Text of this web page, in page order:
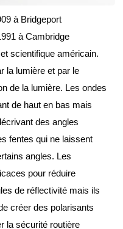
à Bridgeport
à Cambridge
scientifique américain.
la lumière et par le
de la lumière. Les ondes
de haut en bas mais
des angles
fentes qui ne laissent
angles. Les
pour réduire
de réflectivité mais ils
créer des polarisants
la sécurité routière